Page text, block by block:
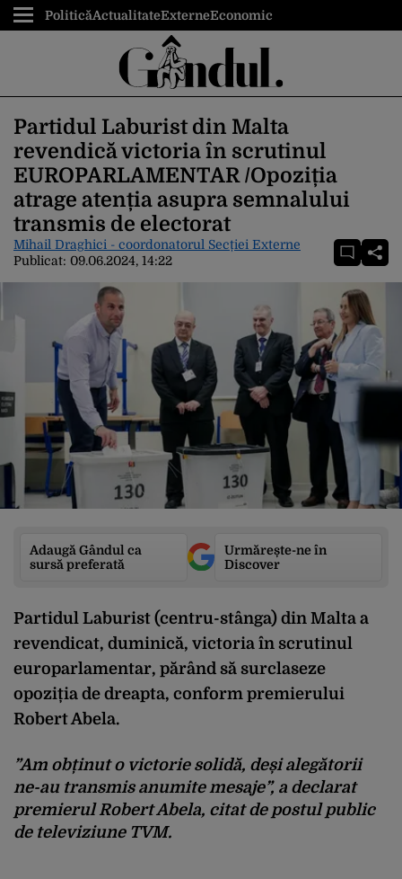
PoliticăActualitateExterneEconomic
Partidul Laburist din Malta
revendică victoria în scrutinul
EUROPARLAMENTAR /Opoziția
atrage atenția asupra semnalului
transmis de electorat
Mihail Draghici - coordonatorul Secției Externe
Publicat: 09.06.2024, 14:22
Adaugă Gândul ca
sursă preferată
Urmărește-ne în
Discover
Partidul Laburist (centru-stânga) din Malta a
revendicat, duminică, victoria în scrutinul
europarlamentar, părând să surclaseze
opoziția de dreapta, conform premierului
Robert Abela.
”Am obținut o victorie solidă, deși alegătorii
ne-au transmis anumite mesaje”, a declarat
premierul Robert Abela, citat de postul public
de televiziune TVM.